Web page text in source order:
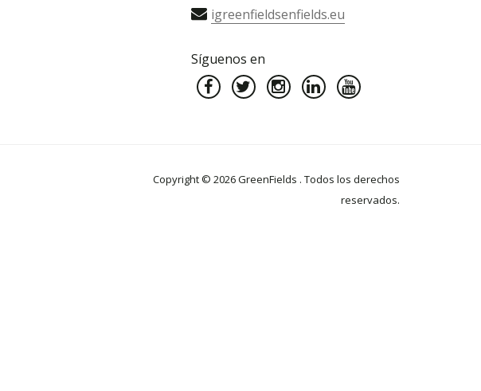
igreenfieldsenfields.eu
Síguenos en
Copyright © 2026 GreenFields . Todos los derechos
reservados.